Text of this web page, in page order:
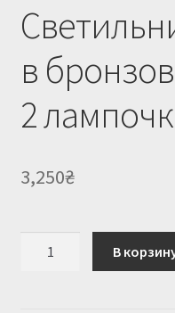
в
2
3,250₴
Количество
товара
Светильник
В